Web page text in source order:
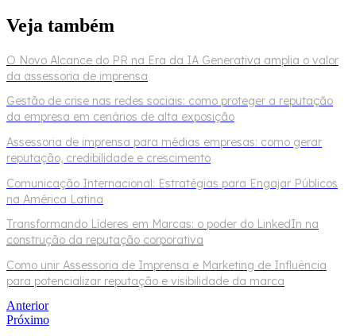
Veja também
O Novo Alcance do PR na Era da IA Generativa amplia o valor
da assessoria de imprensa
Gestão de crise nas redes sociais: como proteger a reputação
da empresa em cenários de alta exposição
Assessoria de imprensa para médias empresas: como gerar
reputação, credibilidade e crescimento
Comunicação Internacional: Estratégias para Engajar Públicos
na América Latina
Transformando Líderes em Marcas: o poder do LinkedIn na
construção da reputação corporativa
Como unir Assessoria de Imprensa e Marketing de Influência
para potencializar reputação e visibilidade da marca
Anterior
Próximo